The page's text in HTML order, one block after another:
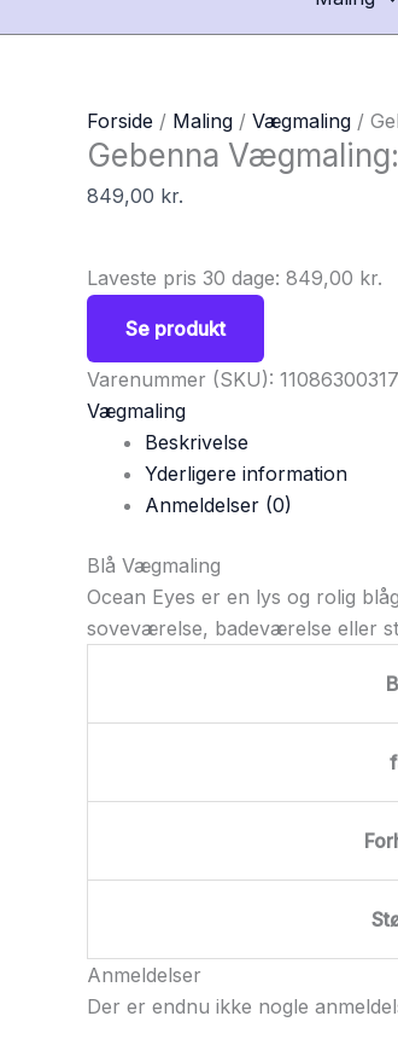
Forside / Maling / Vægmaling /
Gebenna
849,00 kr.
Laveste pris 30 dage: 849,00 kr.
Se produkt
Varenummer (SKU):
Vægmaling
Beskrivelse
Yderligere information
Anmeldelser (0)
Blå Vægmaling
Ocean Eyes er en lys og rolig
soveværelse, badeværelse eller
Anmeldelser
Der er endnu ikke nogle